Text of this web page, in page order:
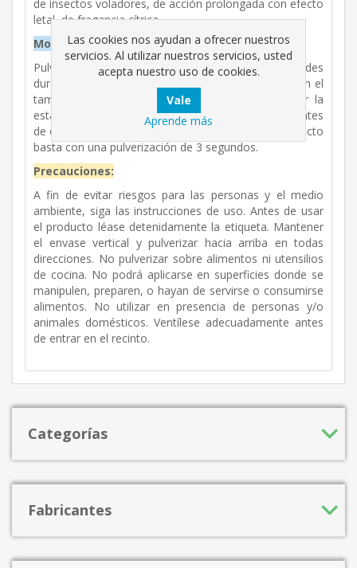
de insectos voladores, de acción prolongada con efecto
letal, de fragancia cítrica.
Modo de empleo:
Pulverizar hacia la confluencia de techo y paredes
durante un periodo de entre 5 y 10 segundos según el
tamaño de la estancia. Es conveniente abandonar la
estancia durante al menos 10 minutos y ventilar antes
de entrar. En caso de aplicación directa sobre el insecto
basta con una pulverización de 3 segundos.
Precauciones:
A fin de evitar riesgos para las personas y el medio
ambiente, siga las instrucciones de uso. Antes de usar
el producto léase detenidamente la etiqueta. Mantener
el envase vertical y pulverizar hacia arriba en todas
direcciones. No pulverizar sobre alimentos ni utensilios
de cocina. No podrá aplicarse en superficies donde se
manipulen, preparen, o hayan de servirse o consumirse
alimentos. No utilizar en presencia de personas y/o
animales domésticos. Ventílese adecuadamente antes
de entrar en el recinto.
Categorías
Fabricantes
Las cookies nos ayudan a ofrecer nuestros
servicios. Al utilizar nuestros servicios, usted
acepta nuestro uso de cookies.
Aprende más